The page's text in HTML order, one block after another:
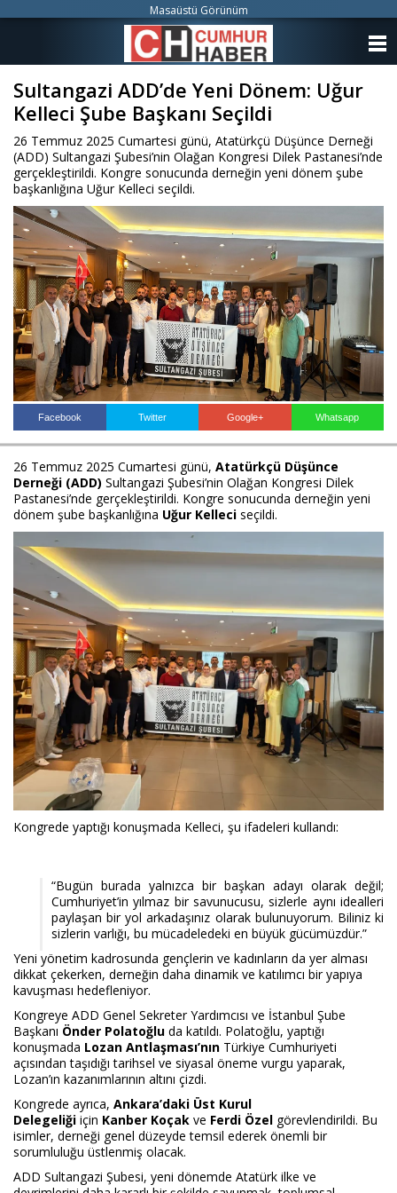
Sultangazi ADD’de Yeni Dönem: Uğur
Kelleci Şube Başkanı Seçildi
26 Temmuz 2025 Cumartesi günü, Atatürkçü Düşünce Derneği
(ADD) Sultangazi Şubesi’nin Olağan Kongresi Dilek Pastanesi’nde
gerçekleştirildi. Kongre sonucunda derneğin yeni dönem şube
başkanlığına Uğur Kelleci seçildi.
Facebook Twitter Google+ Whatsapp
26 Temmuz 2025 Cumartesi günü, Atatürkçü Düşünce
Derneği (ADD) Sultangazi Şubesi’nin Olağan Kongresi Dilek
Pastanesi’nde gerçekleştirildi. Kongre sonucunda derneğin yeni
dönem şube başkanlığına Uğur Kelleci seçildi.
Kongrede yaptığı konuşmada Kelleci, şu ifadeleri kullandı:
“Bugün burada yalnızca bir başkan adayı olarak değil;
Cumhuriyet’in yılmaz bir savunucusu, sizlerle aynı idealleri
paylaşan bir yol arkadaşınız olarak bulunuyorum. Biliniz ki
sizlerin varlığı, bu mücadeledeki en büyük gücümüzdür.”
Yeni yönetim kadrosunda gençlerin ve kadınların da yer alması
dikkat çekerken, derneğin daha dinamik ve katılımcı bir yapıya
kavuşması hedefleniyor.
Kongreye ADD Genel Sekreter Yardımcısı ve İstanbul Şube
Başkanı Önder Polatoğlu da katıldı. Polatoğlu, yaptığı
konuşmada Lozan Antlaşması’nın Türkiye Cumhuriyeti
açısından taşıdığı tarihsel ve siyasal öneme vurgu yaparak,
Lozan’ın kazanımlarının altını çizdi.
Kongrede ayrıca, Ankara’daki Üst Kurul
Delegeliği için Kanber Koçak ve Ferdi Özel görevlendirildi. Bu
isimler, derneği genel düzeyde temsil ederek önemli bir
sorumluluğu üstlenmiş olacak.
ADD Sultangazi Şubesi, yeni dönemde Atatürk ilke ve
Masaüstü Görünüm
KATEGORİLER
ANKETLER
VİDEO GALERİ
KÜNYE
İLETİŞİM
Haberin Doğru Adresi.